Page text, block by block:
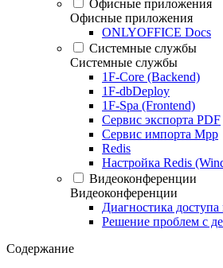
Офисные приложения
Офисные приложения
ONLYOFFICE Docs
Системные службы
Системные службы
1F-Core (Backend)
1F-dbDeploy
1F-Spa (Frontend)
Сервис экспорта PDF
Сервис импорта Mpp
Redis
Настройка Redis
Видеоконференции
Видеоконференции
Диагностика
Решение проблем с
Содержание